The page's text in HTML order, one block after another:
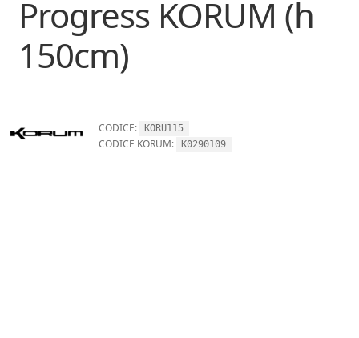
Progress KORUM (h
150cm)
CODICE: KORU115
CODICE KORUM: K0290109